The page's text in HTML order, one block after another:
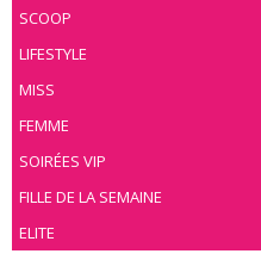
SCOOP
LIFESTYLE
MISS
FEMME
SOIRÉES VIP
FILLE DE LA SEMAINE
ELITE